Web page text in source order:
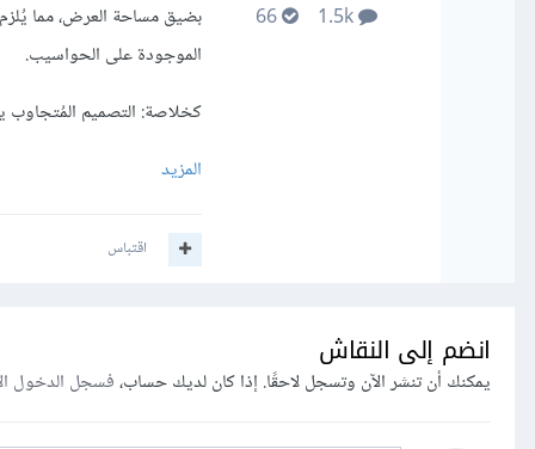
بضيق مساحة العرض، مما
الموجودة على الحواسيب.
كخلاصة: التصميم المُتجاوب
المزيد
اقتباس
انضم إلى النقاش
يمكنك أن تنشر الآن وتسجل لاحقًا. إذا كان لديك حساب،فسجل الدخول